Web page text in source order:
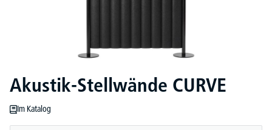
Akustik-Stellwände CURVE
Im Katalog